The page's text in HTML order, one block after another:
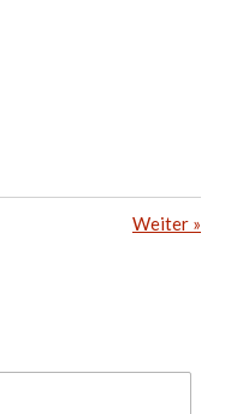
Weiter »